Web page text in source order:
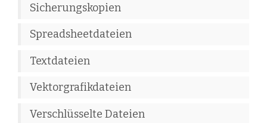
Sicherungskopien
Spreadsheetdateien
Textdateien
Vektorgrafikdateien
Verschlüsselte Dateien